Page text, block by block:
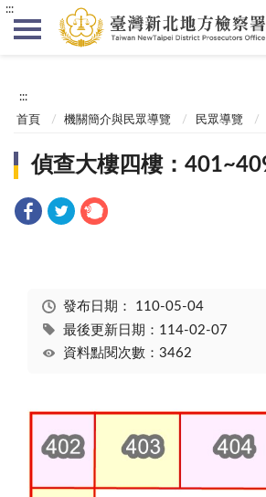
:::
:::
首頁 機關簡介與民眾導覽 民眾導覽
偵查大樓四樓：
發布日期： 110-05-04
最後更新日期：114-02-07
資料點閱次數：3462